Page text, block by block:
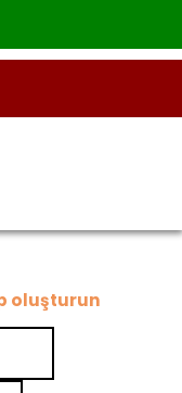
oluşturun